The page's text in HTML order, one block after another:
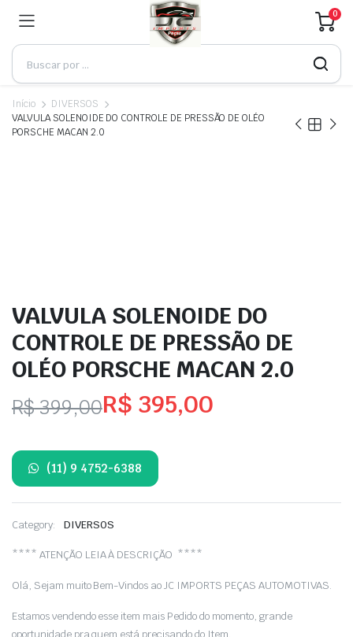
0
Início
DIVERSOS
VALVULA SOLENOIDE DO CONTROLE DE PRESSÃO DE OLÉO
PORSCHE MACAN 2.0
VALVULA SOLENOIDE DO
CONTROLE DE PRESSÃO DE
OLÉO PORSCHE MACAN 2.0
R$399,00
preço
original
era:
R$ 399,00.
R$ 395,00
preço
atual
é:
R$ 395,00.
(11) 9 4752-6388
Category: DIVERSOS
**** ATENÇÃO LEIA À DESCRIÇÃO ****
Olá, Sejam muito Bem-Vindos ao JC IMPORTS PEÇAS AUTOMOTIVAS.
Estamos vendendo esse item mais Pedido do momento, grande
oportunidade pra quem está precisando do Item.